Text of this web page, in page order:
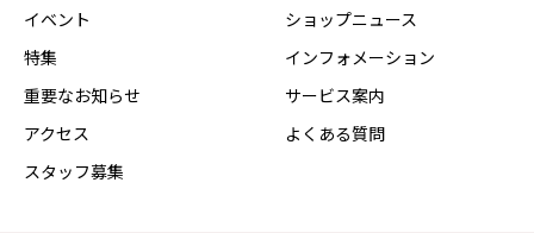
イベント
特集
重要なお知らせ
アクセス
スタッフ募集
ショップニュース
インフォメーション
サービス案内
よくある質問